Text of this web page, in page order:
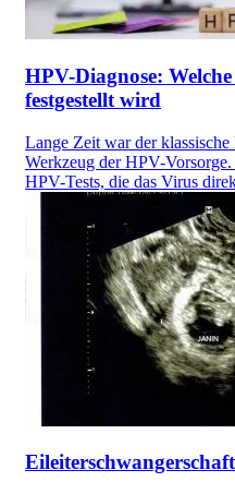
HPV-Diagnose:
festgestellt wird
Lange Zeit war der
Werkzeug der HPV-
HPV-Tests, die das Virus
Eileiterschwangerschaft